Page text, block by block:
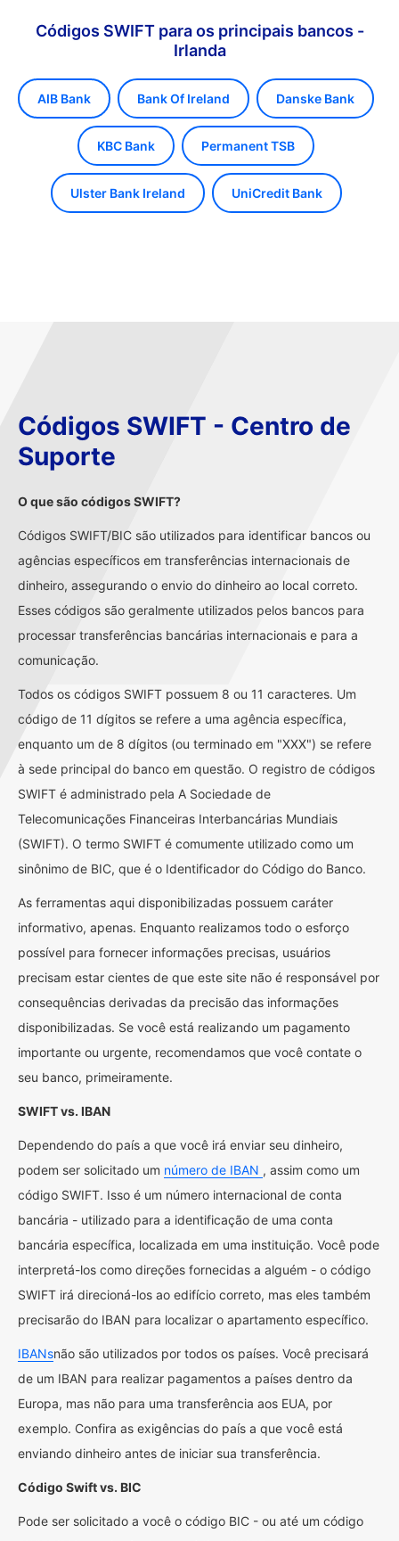
Códigos SWIFT para os principais bancos -
Irlanda
AIB Bank Bank Of Ireland Danske Bank
KBC Bank Permanent TSB
Ulster Bank Ireland UniCredit Bank
Códigos SWIFT - Centro de
Suporte
O que são códigos SWIFT?
Códigos SWIFT/BIC são utilizados para identificar bancos ou
agências específicos em transferências internacionais de
dinheiro, assegurando o envio do dinheiro ao local correto.
Esses códigos são geralmente utilizados pelos bancos para
processar transferências bancárias internacionais e para a
comunicação.
Todos os códigos SWIFT possuem 8 ou 11 caracteres. Um
código de 11 dígitos se refere a uma agência específica,
enquanto um de 8 dígitos (ou terminado em "XXX") se refere
à sede principal do banco em questão. O registro de códigos
SWIFT é administrado pela A Sociedade de
Telecomunicações Financeiras Interbancárias Mundiais
(SWIFT). O termo SWIFT é comumente utilizado como um
sinônimo de BIC, que é o Identificador do Código do Banco.
As ferramentas aqui disponibilizadas possuem caráter
informativo, apenas. Enquanto realizamos todo o esforço
possível para fornecer informações precisas, usuários
precisam estar cientes de que este site não é responsável por
consequências derivadas da precisão das informações
disponibilizadas. Se você está realizando um pagamento
importante ou urgente, recomendamos que você contate o
seu banco, primeiramente.
SWIFT vs. IBAN
Dependendo do país a que você irá enviar seu dinheiro,
podem ser solicitado um número de IBAN , assim como um
código SWIFT. Isso é um número internacional de conta
bancária - utilizado para a identificação de uma conta
bancária específica, localizada em uma instituição. Você pode
interpretá-los como direções fornecidas a alguém - o código
SWIFT irá direcioná-los ao edifício correto, mas eles também
precisarão do IBAN para localizar o apartamento específico.
IBANsnão são utilizados por todos os países. Você precisará
de um IBAN para realizar pagamentos a países dentro da
Europa, mas não para uma transferência aos EUA, por
exemplo. Confira as exigências do país a que você está
enviando dinheiro antes de iniciar sua transferência.
Código Swift vs. BIC
Pode ser solicitado a você o código BIC - ou até um código